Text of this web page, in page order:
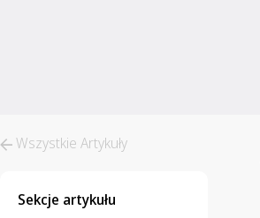
Wszystkie Artykuły
Sekcje artykułu